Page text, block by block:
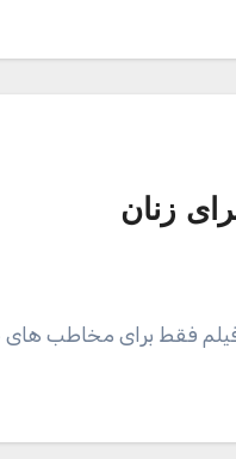
زنان
فقط برای مخاطب های